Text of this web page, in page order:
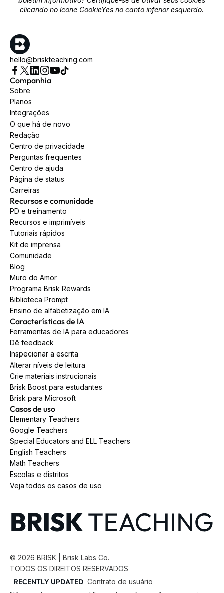
clicando no ícone CookieYes no canto inferior esquerdo.
hello@briskteaching.com
Companhia
Sobre
Planos
Integrações
O que há de novo
Redação
Centro de privacidade
Perguntas frequentes
Centro de ajuda
Página de status
Carreiras
Recursos e comunidade
PD e treinamento
Recursos e imprimíveis
Tutoriais rápidos
Kit de imprensa
Comunidade
Blog
Muro do Amor
Programa Brisk Rewards
Biblioteca Prompt
Ensino de alfabetização em IA
Características de IA
Ferramentas de IA para educadores
Dê feedback
Inspecionar a escrita
Alterar níveis de leitura
Crie materiais instrucionais
Brisk Boost para estudantes
Brisk para Microsoft
Casos de uso
Elementary Teachers
Google Teachers
Special Educators and ELL Teachers
English Teachers
Math Teachers
Escolas e distritos
Veja todos os casos de uso
© 2026 BRISK | Brisk Labs Co.
TODOS OS DIREITOS RESERVADOS
RECENTLY UPDATED Contrato de usuário